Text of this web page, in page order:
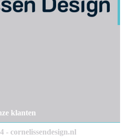
klanten
- cornelissendesign.nl